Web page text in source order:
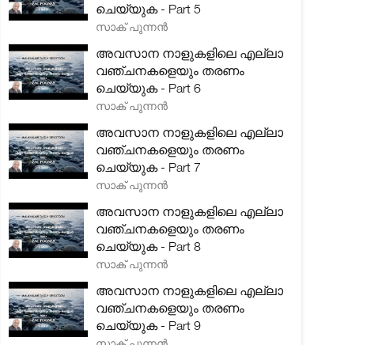
ചെയ്യുക - Part 5
സാക് പുന്നൻ
അവസാന നാളുകളിലെ എല്ലാ
വഞ്ചനകളെയും തരണം
ചെയ്യുക - Part 6
സാക് പുന്നൻ
അവസാന നാളുകളിലെ എല്ലാ
വഞ്ചനകളെയും തരണം
ചെയ്യുക - Part 7
സാക് പുന്നൻ
അവസാന നാളുകളിലെ എല്ലാ
വഞ്ചനകളെയും തരണം
ചെയ്യുക - Part 8
സാക് പുന്നൻ
അവസാന നാളുകളിലെ എല്ലാ
വഞ്ചനകളെയും തരണം
ചെയ്യുക - Part 9